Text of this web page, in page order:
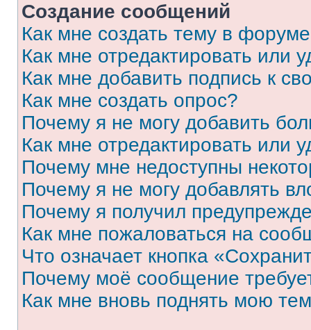
Создание сообщений
Как мне создать тему в
Как мне отредактировать или
Как мне добавить подпись к
Как мне создать опрос?
Почему я не могу добавить
Как мне отредактировать или
Почему мне недоступны
Почему я не могу добавлять
Почему я получил
Как мне пожаловаться на
Что означает кнопка
Почему моё сообщение
Как мне вновь поднять мою